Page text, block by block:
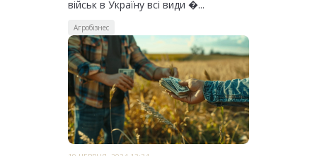
військ в Україну всі види �...
Агробізнес